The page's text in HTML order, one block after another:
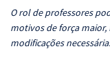
O rol de professores
motivos de força maior,
modificações